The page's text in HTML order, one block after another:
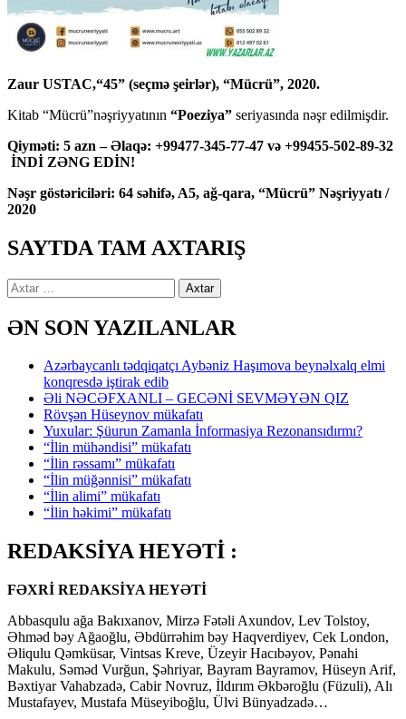
Zaur USTAC,“45” (seçmə şeirlər), “Mücrü”, 2020.
Kitab “Mücrü”nəşriyyatının “Poeziya” seriyasında nəşr edilmişdir.
Qiyməti: 5 azn – Əlaqə: +99477-345-77-47 və +99455-502-89-32
İNDİ ZƏNG EDİN!
Nəşr göstəriciləri: 64 səhifə, A5, ağ-qara, “Mücrü” Nəşriyyatı /
2020
SAYTDA TAM AXTARIŞ
Axtarış:
ƏN SON YAZILANLAR
Azərbaycanlı tədqiqatçı Aybəniz Haşımova beynəlxalq elmi
konqresdə iştirak edib
Əli NƏCƏFXANLI – GECƏNİ SEVMƏYƏN QIZ
Rövşən Hüseynov mükafatı
Yuxular: Şüurun Zamanla İnformasiya Rezonansıdırmı?
“İlin mühəndisi” mükafatı
“İlin rəssamı” mükafatı
“İlin müğənnisi” mükafatı
“İlin alimi” mükafatı
“İlin həkimi” mükafatı
REDAKSİYA HEYƏTİ :
FƏXRİ REDAKSİYA HEYƏTİ
Abbasqulu ağa Bakıxanov, Mirzə Fətəli Axundov, Lev Tolstoy,
Əhməd bəy Ağaoğlu, Əbdürrəhim bəy Haqverdiyev, Cek London,
Əliqulu Qəmküsar, Vintsas Kreve, Üzeyir Hacıbəyov, Pənahi
Makulu, Səməd Vurğun, Şəhriyar, Bayram Bayramov, Hüseyn Arif,
Bəxtiyar Vahabzadə, Cabir Novruz, İldırım Əkbəroğlu (Füzuli), Alı
Mustafayev, Mustafa Müseyiboğlu, Ülvi Bünyadzadə…